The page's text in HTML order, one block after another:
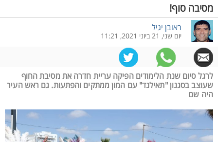
מסיבה סוף!
ראובן יגיל
יום שני, 21 ביוני 2021, 11:21
לרגל סיום שנת הלימודים הפיקה עריית חדרה את מסיבת החוף
שעוצב בסגנון "תאילנד" עם המון ממתקים והפתעות. גם ראש העיר
היה שם